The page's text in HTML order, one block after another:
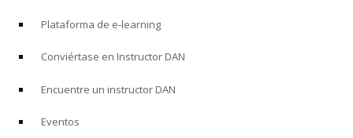
Plataforma de e-learning
Conviértase en Instructor DAN
Encuentre un instructor DAN
Eventos